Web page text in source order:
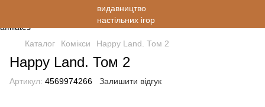
Каталог Комікси Happy Land. Том 2
Happy Land. Том 2
Артикул: 4569974266 Залишити відгук